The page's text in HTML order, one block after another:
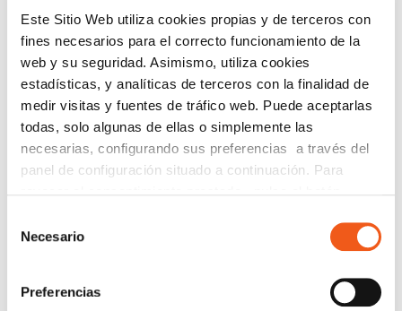
Este Sitio Web utiliza cookies propias y de terceros con
fines necesarios para el correcto funcionamiento de la
web y su seguridad. Asimismo, utiliza cookies
estadísticas, y analíticas de terceros con la finalidad de
medir visitas y fuentes de tráfico web. Puede aceptarlas
todas, solo algunas de ellas o simplemente las
necesarias, configurando sus preferencias a través del
panel de configuración situado a continuación. Para
consultar nuestra política de cookies
política de cookies
Necesario
Preferencias
datos tal y como se describe anteriormente y se explica
con mayor detalle en la Política de Privacidad.
AUTORIZO el envío de comunicaciones
comerciales.
ACUERDOS Y COLABORACIONES